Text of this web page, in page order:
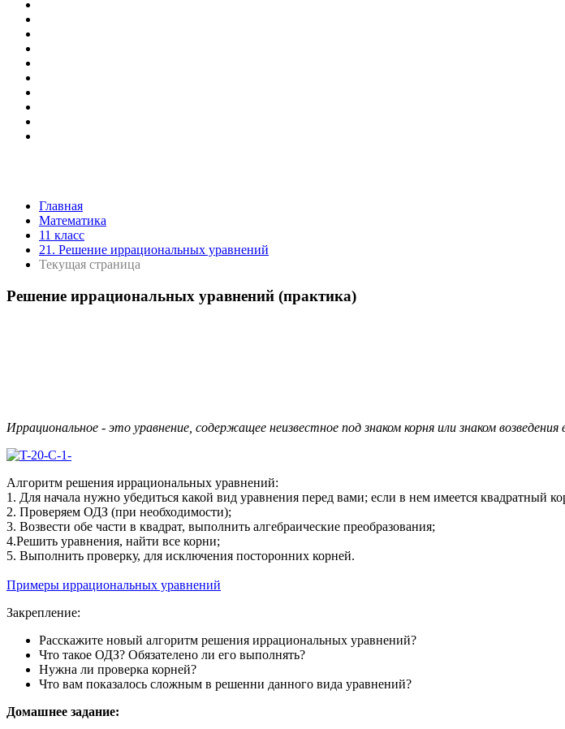
Главная
Математика
11 класс
21. Решение иррациональных уравнений
Текущая страница
Решение иррациональных уравнений (практика)
Иррациональное - это уравнение, содержащее неизвестное под знаком корня или знаком
Алгоритм решения иррациональных уравнений:
1. Для начала нужно убедиться какой вид уравнения перед вами; если в нем имеется квадратный
2. Проверяем ОДЗ (при необходимости);
3. Возвести обе части в квадрат, выполнить алгебраические преобразования;
4.Решить уравнения, найти все корни;
5. Выполнить проверку, для исключения посторонних корней.
Примеры иррациональных уравнений
Закрепление:
Расскажите новый алгоритм решения иррациональных уравнений?
Что такое ОДЗ? Обязателено ли его выполнять?
Нужна ли проверка корней?
Что вам показалось сложным в решенни данного вида уравнений?
Домашнее задание: